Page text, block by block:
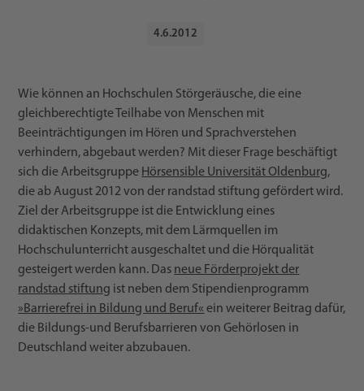
4.6.2012
Wie können an Hochschulen Störgeräusche, die eine
gleichberechtigte Teilhabe von Menschen mit
Beeinträchtigungen im Hören und Sprachverstehen
verhindern, abgebaut werden? Mit dieser Frage beschäftigt
sich die Arbeitsgruppe Hörsensible Universität Oldenburg,
die ab August 2012 von der randstad stiftung gefördert wird.
Ziel der Arbeitsgruppe ist die Entwicklung eines
didaktischen Konzepts, mit dem Lärmquellen im
Hochschulunterricht ausgeschaltet und die Hörqualität
gesteigert werden kann. Das neue Förderprojekt der
randstad stiftung ist neben dem Stipendienprogramm
»Barrierefrei in Bildung und Beruf« ein weiterer Beitrag dafür,
die Bildungs-und Berufsbarrieren von Gehörlosen in
Deutschland weiter abzubauen.